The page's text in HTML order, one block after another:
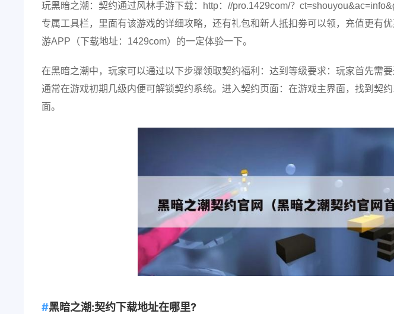
玩黑暗之潮：契约通过风林手游下载：http：//pro.1429com/？
专属工具栏，里面有该游戏的详细攻略，还有礼包和新人抵扣劵可以领，充值更有
游APP（下载地址：1429com）的一定体验一下。
在黑暗之潮中，玩家可以通过以下步骤领取契约福利：达到等级要求：玩家首先需要
通常在游戏初期几级内便可解锁契约系统。进入契约页面：在游戏主界面，找到契
面。
黑暗之潮:契约下载地址在哪里?